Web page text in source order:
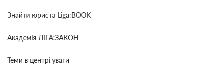
Знайти юриста Liga:BOOK
Академія ЛІГА:ЗАКОН
Теми в центрі уваги